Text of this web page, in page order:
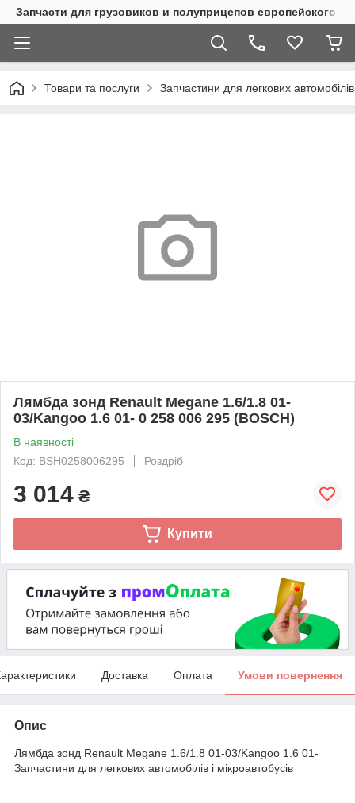
Запчасти для грузовиков и полуприцепов европейского
Товари та послуги Запчастини для легкових автомобілів
Лямбда зонд Renault Megane 1.6/1.8 01-
03/Kangoo 1.6 01- 0 258 006 295 (BOSCH)
В наявності
Код: BSH0258006295
Роздріб
3 014 ₴
Купити
Доставка Оплата Умови повернення
Опис
Лямбда зонд Renault Megane 1.6/1.8 01-03/Kangoo 1.6 01-
Запчастини для легкових автомобілів і мікроавтобусів